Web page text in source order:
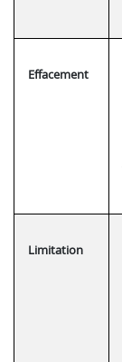
Effacement
Limitation